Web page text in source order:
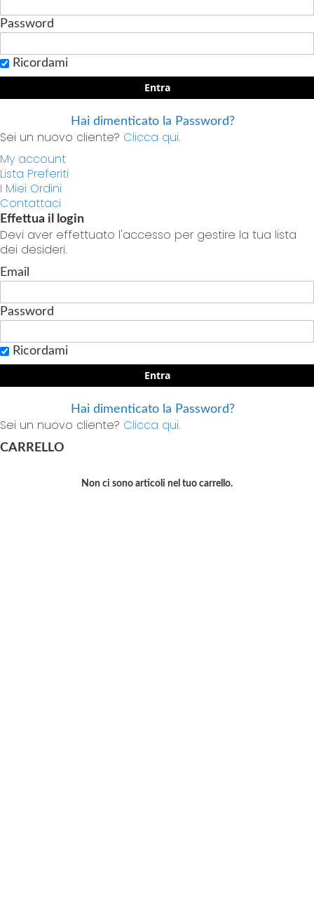
Password
Ricordami
Entra
Hai dimenticato la Password?
Sei un nuovo cliente? Clicca qui.
My account
Lista Preferiti
I Miei Ordini
Contattaci
Effettua il login
Devi aver effettuato l'accesso per gestire la tua lista
dei desideri.
Email
Password
Ricordami
Entra
Hai dimenticato la Password?
Sei un nuovo cliente? Clicca qui.
CARRELLO
Non ci sono articoli nel tuo carrello.